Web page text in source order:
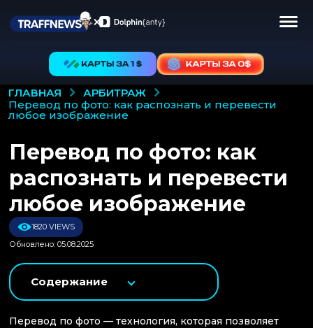
ГЛАВНАЯ
АРБИТРАЖ
перевод по фото: как распознать и перевести
любое изображение
Перевод по фото: как
распознать и перевести
любое изображение
1820 VIEWS
Обновлено: 05.08.2025
Содержание
Перевод по фото — технология, которая позволяет